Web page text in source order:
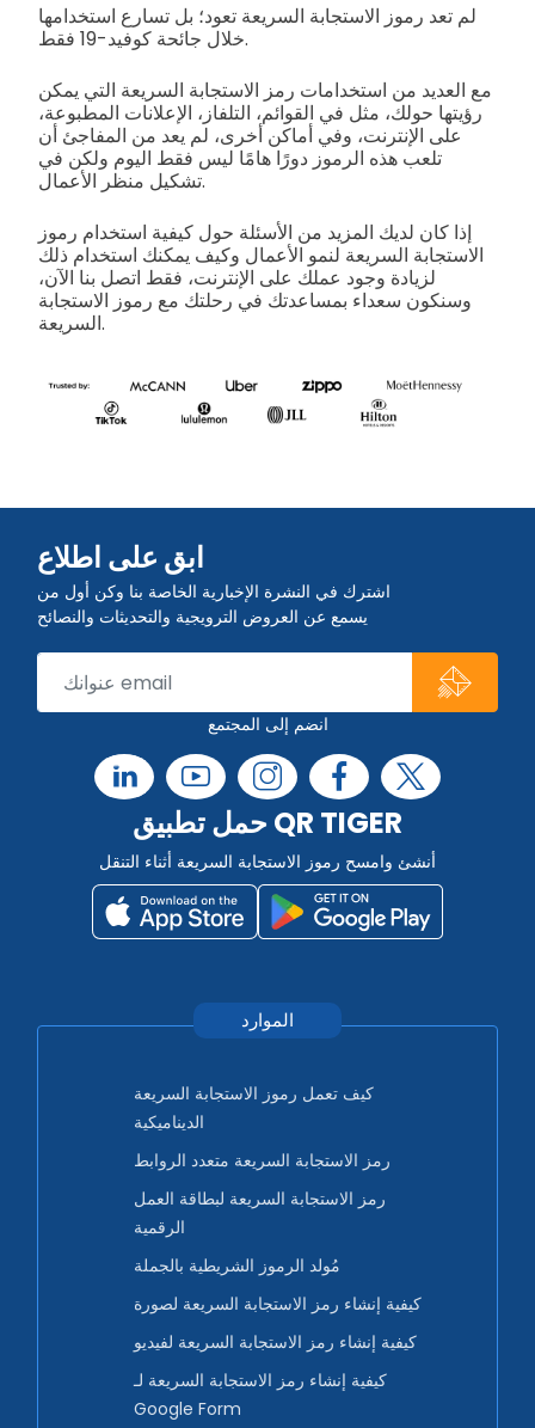
لم تعد رموز الاستجابة السريعة تعود؛ بل تسارع استخدامها
خلال جائحة كوفيد-19 فقط.
مع العديد من استخدامات رمز الاستجابة السريعة التي يمكن
رؤيتها حولك، مثل في القوائم، التلفاز، الإعلانات المطبوعة،
على الإنترنت، وفي أماكن أخرى، لم يعد من المفاجئ أن
تلعب هذه الرموز دورًا هامًا ليس فقط اليوم ولكن في
تشكيل منظر الأعمال.
إذا كان لديك المزيد من الأسئلة حول كيفية استخدام رموز
الاستجابة السريعة لنمو الأعمال وكيف يمكنك استخدام ذلك
لزيادة وجود عملك على الإنترنت، فقط اتصل بنا الآن،
وسنكون سعداء بمساعدتك في رحلتك مع رموز الاستجابة
السريعة.
ابق على اطلاع
اشترك في النشرة الإخبارية الخاصة بنا وكن أول من
يسمع عن العروض الترويجية والتحديثات والنصائح
انضم إلى المجتمع
حمل تطبيق QR TIGER
أنشئ وامسح رموز الاستجابة السريعة أثناء التنقل
الموارد
كيف تعمل رموز الاستجابة السريعة
الديناميكية
رمز الاستجابة السريعة متعدد الروابط
رمز الاستجابة السريعة لبطاقة العمل
الرقمية
مُولد الرموز الشريطية بالجملة
كيفية إنشاء رمز الاستجابة السريعة لصورة
كيفية إنشاء رمز الاستجابة السريعة لفيديو
كيفية إنشاء رمز الاستجابة السريعة لـ
Google Form